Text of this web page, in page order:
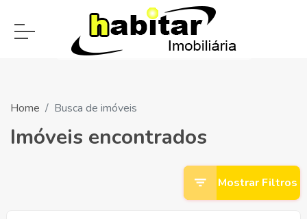
Home Busca de imóveis
Imóveis encontrados
Mostrar Filtros